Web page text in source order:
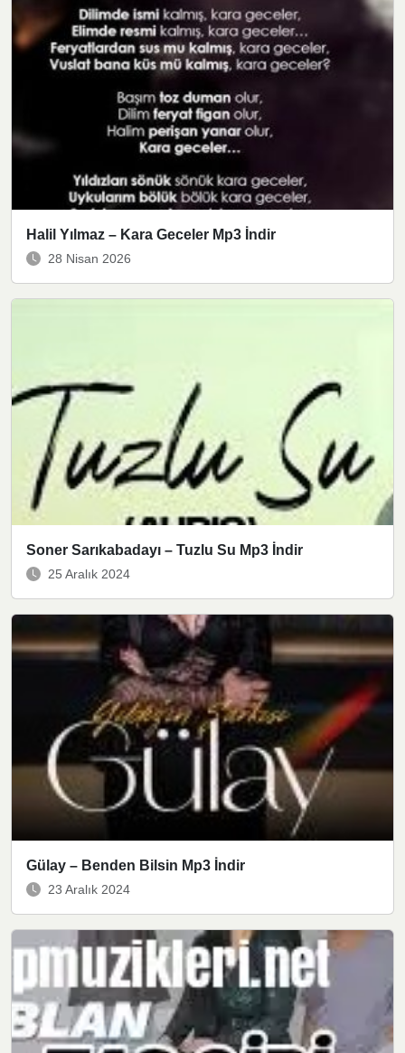
Halil Yılmaz – Kara Geceler Mp3 İndir
28 Nisan 2026
Soner Sarıkabadayı – Tuzlu Su Mp3 İndir
25 Aralık 2024
Gülay – Benden Bilsin Mp3 İndir
23 Aralık 2024